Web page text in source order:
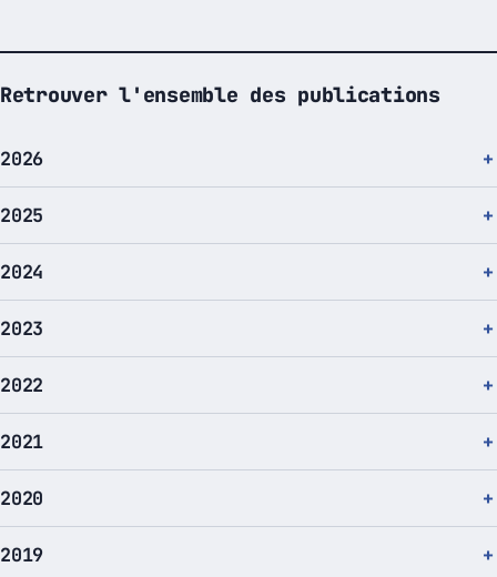
Retrouver l'ensemble des publications
2026
2025
2024
2023
2022
2021
2020
2019